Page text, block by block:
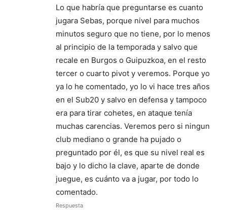
Lo que habría que preguntarse es cuanto
jugara Sebas, porque nivel para muchos
minutos seguro que no tiene, por lo menos
al principio de la temporada y salvo que
recale en Burgos o Guipuzkoa, en el resto
tercer o cuarto pivot y veremos. Porque yo
ya lo he comentado, yo lo vi hace tres años
en el Sub20 y salvo en defensa y tampoco
era para tirar cohetes, en ataque tenía
muchas carencias. Veremos pero si ningun
club mediano o grande ha pujado o
preguntado por él, es que su nivel real es
bajo y lo dicho la clave, aparte de donde
juegue, es cuánto va a jugar, por todo lo
comentado.
Respuesta